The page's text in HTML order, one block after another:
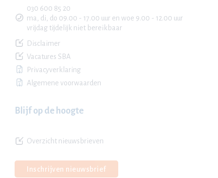
030 600 85 20
ma, di, do 09.00 - 17.00 uur en woe 9.00 - 12.00 uur
vrijdag tijdelijk niet bereikbaar
Disclaimer
Vacatures SBA
Privacyverklaring
Algemene voorwaarden
Blijf op de hoogte
Overzicht nieuwsbrieven
Inschrijven nieuwsbrief